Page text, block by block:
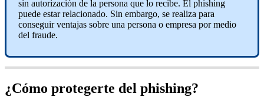
sin autorización de la persona que lo recibe. El phishing
puede estar relacionado. Sin embargo, se realiza para
conseguir ventajas sobre una persona o empresa por medio
del fraude.
¿Cómo protegerte del phishing?